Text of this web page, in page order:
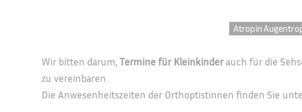
Atropin
Wir bitten darum,Termine für Kleinkinderauch für die
zu vereinbaren.
Die Anwesenheitszeiten der Orthoptistinnen finden Sie